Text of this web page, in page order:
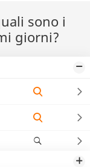
sono i
giorni?